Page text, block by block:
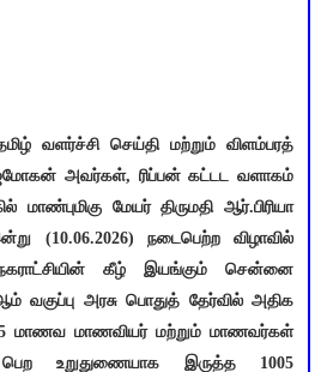
வளர்ச்சி செய்தி மற்றும் விளம்பரத்
அவர்கள், ரிப்பன் கட்டட வளாகம்
மாண்புமிகு மேயர் திருமதி ஆர்.பிரியா
(10.06.2026) நடைபெற்ற விழாவில்
கீழ் இயங்கும் சென்னை
வகுப்பு அரசு பொதுத் தேர்வில் அதிக
மாணவ மாணவியர் மற்றும் மாணவர்கள்
உறுதுணையாக இருத்த 1005